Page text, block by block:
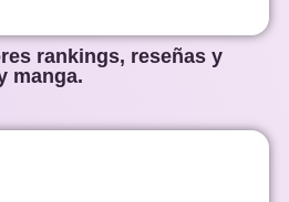
rankings, reseñas y
manga.